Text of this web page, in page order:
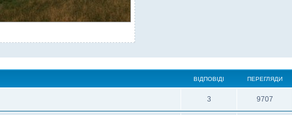
ВІДПОВІДІ ПЕРЕГЛЯДИ
3 9707